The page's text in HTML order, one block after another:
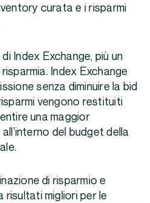
curata e i risparmi
Index Exchange, più un
Index Exchange
senza diminuire la bid
vengono restituiti
una maggior
del budget della
di risparmio e
migliori per le